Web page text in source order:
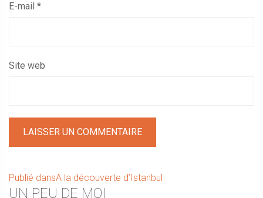
E-mail *
Site web
Navigation
Publié dansA la découverte d’Istanbul
UN PEU DE MOI